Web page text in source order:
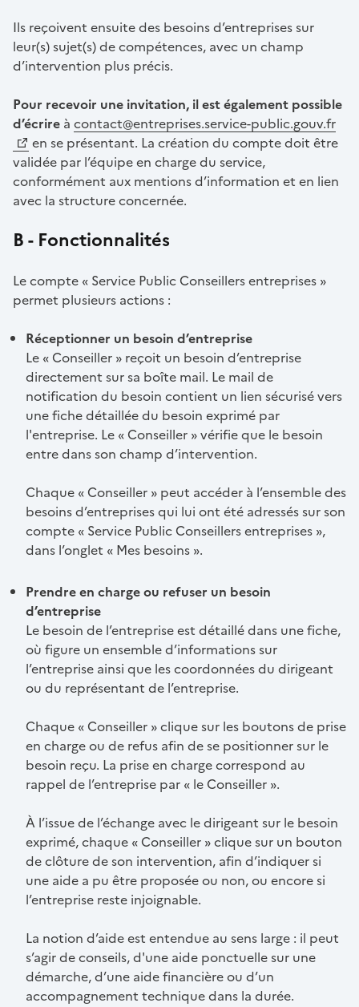
Ils reçoivent ensuite des besoins d’entreprises sur
leur(s) sujet(s) de compétences, avec un champ
d’intervention plus précis.
Pour recevoir une invitation, il est également possible
d’écrire à contact@entreprises.service-public.gouv.fr
en se présentant. La création du compte doit être
validée par l’équipe en charge du service,
conformément aux mentions d’information et en lien
avec la structure concernée.
B - Fonctionnalités
Le compte « Service Public Conseillers entreprises »
permet plusieurs actions :
Réceptionner un besoin d’entreprise
Le « Conseiller » reçoit un besoin d’entreprise
directement sur sa boîte mail. Le mail de
notification du besoin contient un lien sécurisé vers
une fiche détaillée du besoin exprimé par
l'entreprise. Le « Conseiller » vérifie que le besoin
entre dans son champ d’intervention.
Chaque « Conseiller » peut accéder à l’ensemble des
besoins d’entreprises qui lui ont été adressés sur son
compte « Service Public Conseillers entreprises »,
dans l’onglet « Mes besoins ».
Prendre en charge ou refuser un besoin
d’entreprise
Le besoin de l’entreprise est détaillé dans une fiche,
où figure un ensemble d’informations sur
l’entreprise ainsi que les coordonnées du dirigeant
ou du représentant de l’entreprise.
Chaque « Conseiller » clique sur les boutons de prise
en charge ou de refus afin de se positionner sur le
besoin reçu. La prise en charge correspond au
rappel de l’entreprise par « le Conseiller ».
À l’issue de l’échange avec le dirigeant sur le besoin
exprimé, chaque « Conseiller » clique sur un bouton
de clôture de son intervention, afin d’indiquer si
une aide a pu être proposée ou non, ou encore si
l’entreprise reste injoignable.
La notion d’aide est entendue au sens large : il peut
s’agir de conseils, d'une aide ponctuelle sur une
démarche, d’une aide financière ou d’un
accompagnement technique dans la durée.